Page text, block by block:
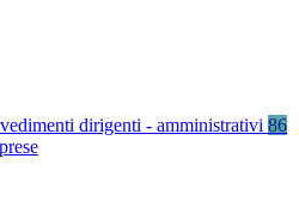
dirigenti - amministrativi 86